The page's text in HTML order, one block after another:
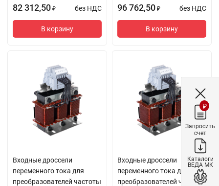
82 312,50 ₽ без НДС
В корзину
96 762,50 ₽ без НДС
В корзину
Входные дроссели
переменного тока для
преобразователей частоты
Входные дроссели
переменного тока для
преобразователей частоты
₽
Запросить
счет
Каталоги
ВЕДА МК